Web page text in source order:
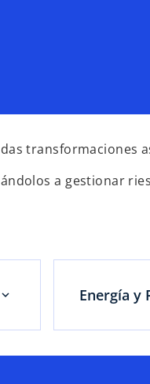
transformaciones
a gestionar
Energía y